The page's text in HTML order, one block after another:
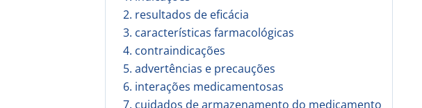
2. resultados de eficácia
3. características farmacológicas
4. contraindicações
5. advertências e precauções
6. interações medicamentosas
7. cuidados de armazenamento do medicamento